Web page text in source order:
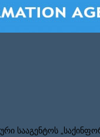
სააგენტოს